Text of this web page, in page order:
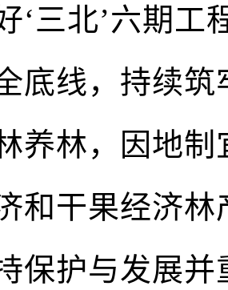
‘三北’六期
底线，持续
养林，因地
和干果经济林
保护与发展